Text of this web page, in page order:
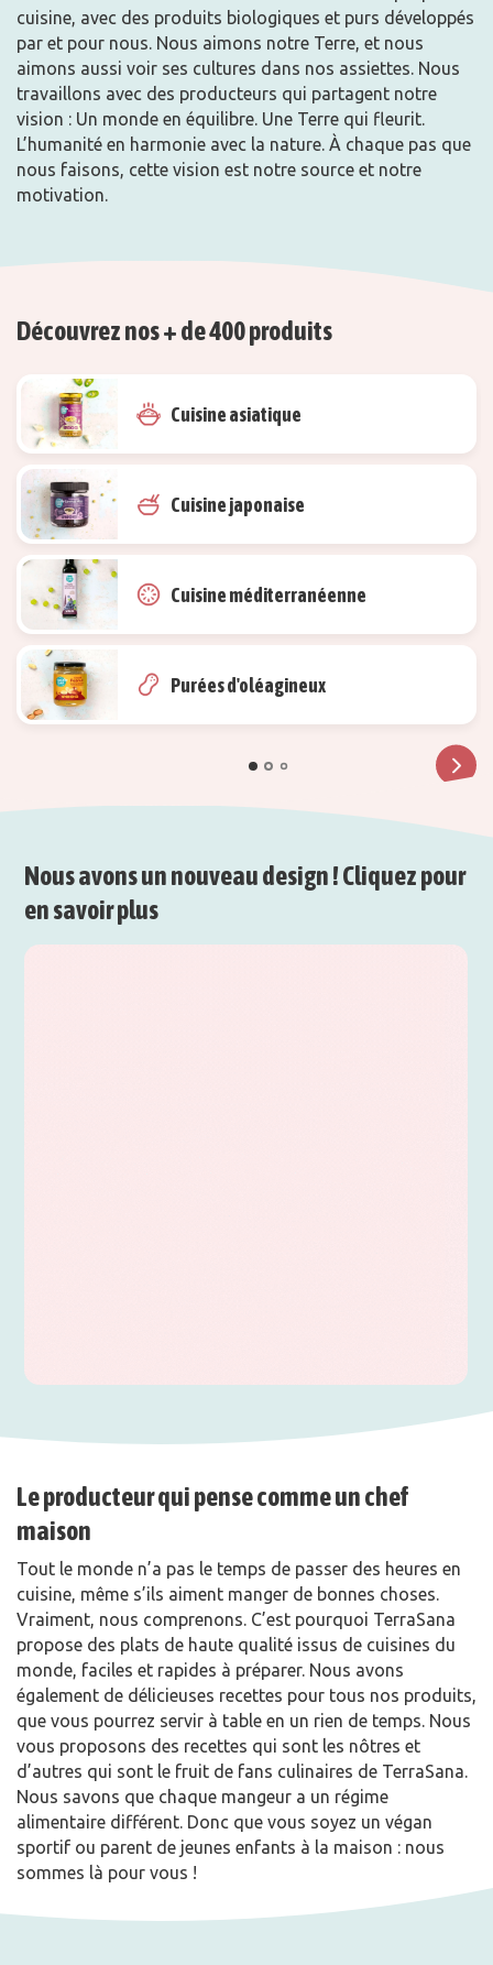
cuisine, avec des produits biologiques et purs développés
par et pour nous. Nous aimons notre Terre, et nous
aimons aussi voir ses cultures dans nos assiettes. Nous
travaillons avec des producteurs qui partagent notre
vision : Un monde en équilibre. Une Terre qui fleurit.
L’humanité en harmonie avec la nature. À chaque pas que
nous faisons, cette vision est notre source et notre
motivation.
Découvrez nos + de 400 produits
Cuisine asiatique
Cuisine japonaise
Cuisine méditerranéenne
Purées d'oléagineux
Nous avons un nouveau design ! Cliquez pour
en savoir plus
Le producteur qui pense comme un chef
maison
Tout le monde n’a pas le temps de passer des heures en
cuisine, même s’ils aiment manger de bonnes choses.
Vraiment, nous comprenons. C’est pourquoi TerraSana
propose des plats de haute qualité issus de cuisines du
monde, faciles et rapides à préparer. Nous avons
également de délicieuses recettes pour tous nos produits,
que vous pourrez servir à table en un rien de temps. Nous
vous proposons des recettes qui sont les nôtres et
d’autres qui sont le fruit de fans culinaires de TerraSana.
Nous savons que chaque mangeur a un régime
alimentaire différent. Donc que vous soyez un végan
sportif ou parent de jeunes enfants à la maison : nous
sommes là pour vous !